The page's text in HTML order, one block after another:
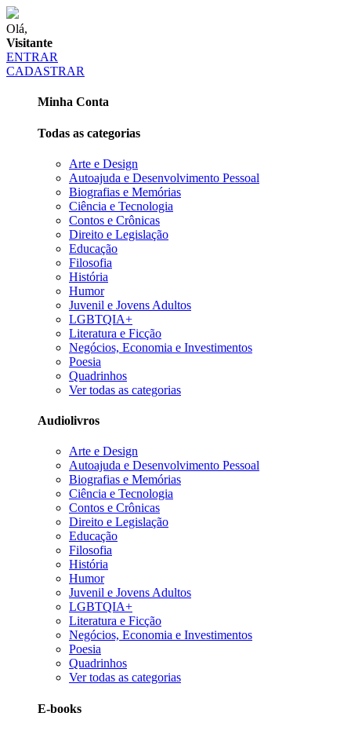
Olá,
Visitante
ENTRAR
CADASTRAR
Minha Conta
Todas as categorias
Arte e Design
Autoajuda e Desenvolvimento Pessoal
Biografias e Memórias
Ciência e Tecnologia
Contos e Crônicas
Direito e Legislação
Educação
Filosofia
História
Humor
Juvenil e Jovens Adultos
LGBTQIA+
Literatura e Ficção
Negócios, Economia e Investimentos
Poesia
Quadrinhos
Ver todas as categorias
Audiolivros
Arte e Design
Autoajuda e Desenvolvimento Pessoal
Biografias e Memórias
Ciência e Tecnologia
Contos e Crônicas
Direito e Legislação
Educação
Filosofia
História
Humor
Juvenil e Jovens Adultos
LGBTQIA+
Literatura e Ficção
Negócios, Economia e Investimentos
Poesia
Quadrinhos
Ver todas as categorias
E-books